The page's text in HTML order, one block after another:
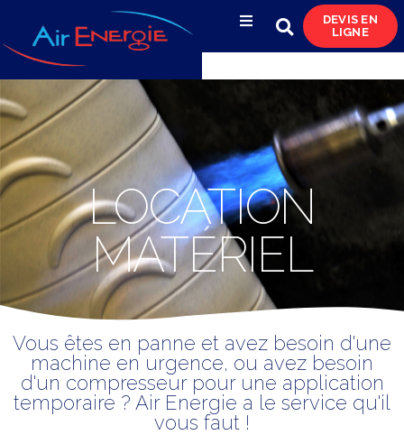
& condensats
Réservoirs
& réseaux de distribution
Azote
& pompes à vide
Occasions
& locations
DEVIS EN
LIGNE
LOCATION
MATÉRIEL
Vous êtes en panne et avez besoin d'une
machine en urgence, ou avez besoin
d'un compresseur pour une application
temporaire ? Air Energie a le service qu'il
vous faut !